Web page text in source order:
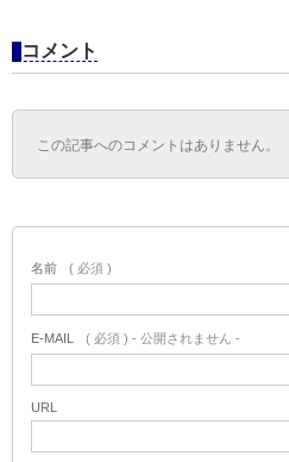
コメント
この記事へのコメントはありません。
名前 ( 必須 )
E-MAIL ( 必須 ) - 公開されません -
URL